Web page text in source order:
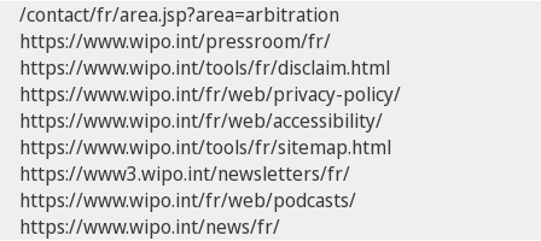
/contact/fr/area.jsp?area=arbitration
https://www.wipo.int/pressroom/fr/
https://www.wipo.int/tools/fr/disclaim.html
https://www.wipo.int/fr/web/privacy-policy/
https://www.wipo.int/fr/web/accessibility/
https://www.wipo.int/tools/fr/sitemap.html
https://www3.wipo.int/newsletters/fr/
https://www.wipo.int/fr/web/podcasts/
https://www.wipo.int/news/fr/